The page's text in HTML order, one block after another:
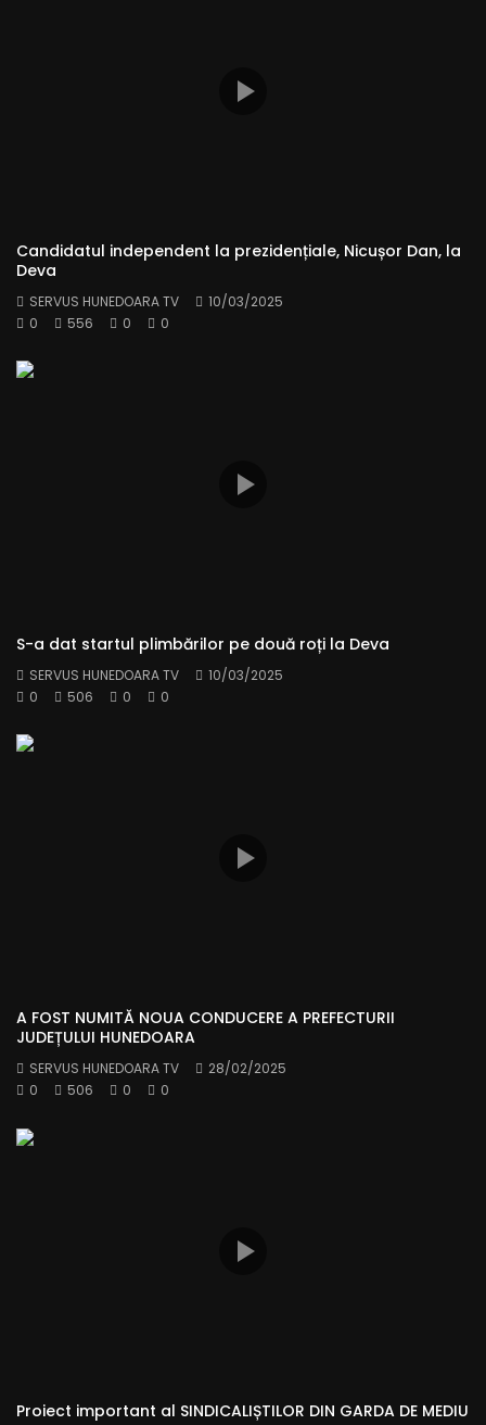
Candidatul independent la prezidențiale, Nicușor Dan, la
Deva
SERVUS HUNEDOARA TV
10/03/2025
0
556 0 0
S-a dat startul plimbărilor pe două roți la Deva
SERVUS HUNEDOARA TV
10/03/2025
0
506 0 0
A FOST NUMITĂ NOUA CONDUCERE A PREFECTURII
JUDEȚULUI HUNEDOARA
SERVUS HUNEDOARA TV
28/02/2025
0
506 0 0
Proiect important al SINDICALIȘTILOR DIN GARDA DE MEDIU